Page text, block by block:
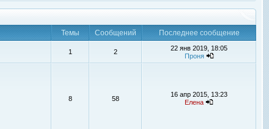
Темы Сообщений Последнее сообщение
1 2
22 янв 2019, 18:05
Проня
8 58
16 апр 2015, 13:23
Елена